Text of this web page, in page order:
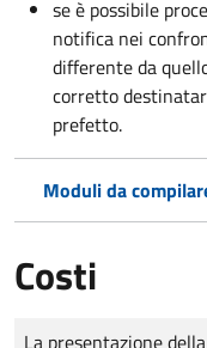
se è possibile
notifica nei
differente da
corretto
prefetto.
Moduli da
Costi
Tipo di pagamento
Importo
La presentazione